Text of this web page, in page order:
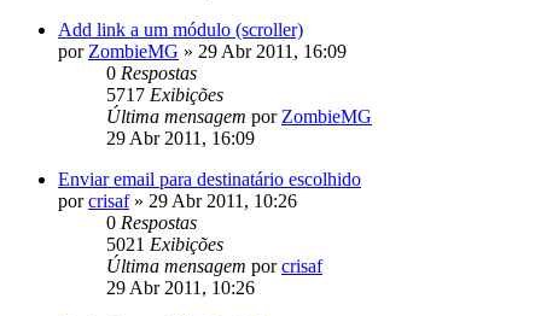
Add link a um módulo (scroller)
por ZombieMG » 29 Abr 2011, 16:09
0 Respostas
5717 Exibições
Última mensagem por ZombieMG
29 Abr 2011, 16:09
Enviar email para destinatário escolhido
porcrisaf» 29 Abr 2011, 10:26
0 Respostas
5021 Exibições
Última mensagem porcrisaf
29 Abr 2011, 10:26